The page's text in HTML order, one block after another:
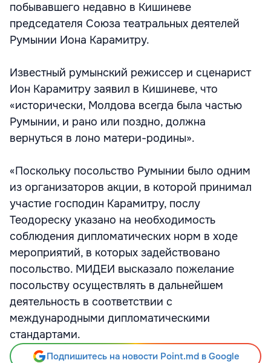
побывавшего недавно в Кишиневе
председателя Союза театральных деятелей
Румынии Иона Карамитру.
Известный румынский режиссер и сценарист
Ион Карамитру заявил в Кишиневе, что
«исторически, Молдова всегда была частью
Румынии, и рано или поздно, должна
вернуться в лоно матери-родины».
«Поскольку посольство Румынии было одним
из организаторов акции, в которой принимал
участие господин Карамитру, послу
Теодореску указано на необходимость
соблюдения дипломатических норм в ходе
мероприятий, в которых задействовано
посольство. МИДЕИ высказало пожелание
посольству осуществлять в дальнейшем
деятельность в соответствии с
международными дипломатическими
стандартами.
Подпишитесь на новости Point.md в Google